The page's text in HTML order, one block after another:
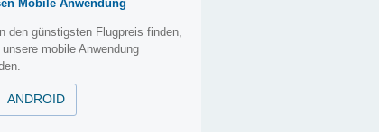
Mobile Anwendung
den günstigsten Flugpreis finden,
mobile Anwendung
ANDROID